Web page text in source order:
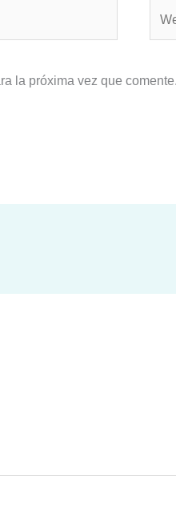
la próxima vez que